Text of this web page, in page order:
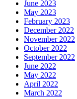
June 2023
May 2023
February 2023
December 2022
November 2022
October 2022
September 2022
June 2022
May 2022
April 2022
March 2022